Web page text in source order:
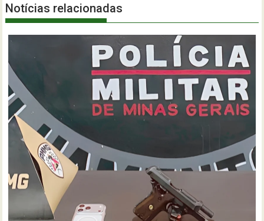
Notícias relacionadas